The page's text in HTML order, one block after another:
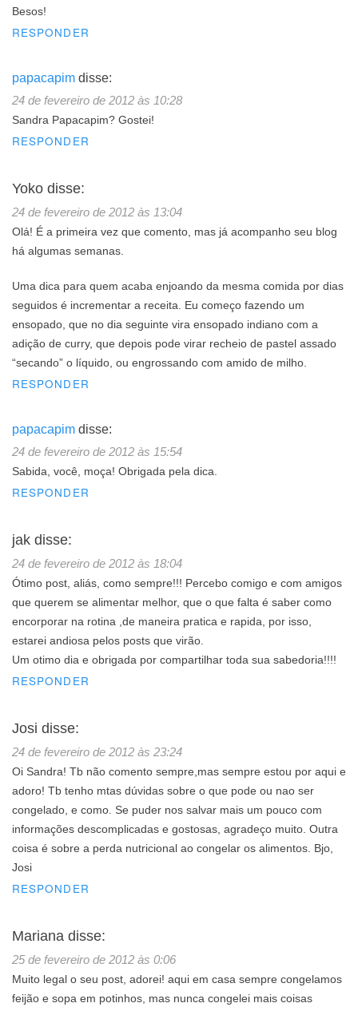
Besos!
RESPONDER
papacapim disse:
24 de fevereiro de 2012 às 10:28
Sandra Papacapim? Gostei!
RESPONDER
Yoko disse:
24 de fevereiro de 2012 às 13:04
Olá! É a primeira vez que comento, mas já acompanho seu blog
há algumas semanas.
Uma dica para quem acaba enjoando da mesma comida por dias
seguidos é incrementar a receita. Eu começo fazendo um
ensopado, que no dia seguinte vira ensopado indiano com a
adição de curry, que depois pode virar recheio de pastel assado
“secando” o líquido, ou engrossando com amido de milho.
RESPONDER
papacapim disse:
24 de fevereiro de 2012 às 15:54
Sabida, você, moça! Obrigada pela dica.
RESPONDER
jak disse:
24 de fevereiro de 2012 às 18:04
Ótimo post, aliás, como sempre!!! Percebo comigo e com amigos
que querem se alimentar melhor, que o que falta é saber como
encorporar na rotina ,de maneira pratica e rapida, por isso,
estarei andiosa pelos posts que virão.
Um otimo dia e obrigada por compartilhar toda sua sabedoria!!!!
RESPONDER
Josi disse:
24 de fevereiro de 2012 às 23:24
Oi Sandra! Tb não comento sempre,mas sempre estou por aqui e
adoro! Tb tenho mtas dúvidas sobre o que pode ou nao ser
congelado, e como. Se puder nos salvar mais um pouco com
informações descomplicadas e gostosas, agradeço muito. Outra
coisa é sobre a perda nutricional ao congelar os alimentos. Bjo,
Josi
RESPONDER
Mariana disse:
25 de fevereiro de 2012 às 0:06
Muito legal o seu post, adorei! aqui em casa sempre congelamos
feijão e sopa em potinhos, mas nunca congelei mais coisas